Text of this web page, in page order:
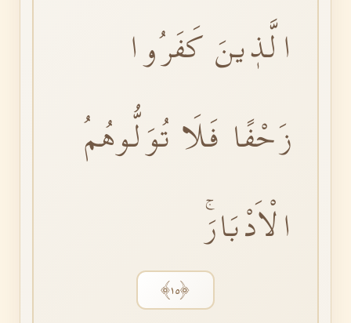
الَّذٖينَ كَفَرُوا
زَحْفًا فَلَا تُوَلُّوهُمُ
الْاَدْبَارَۚ
﴿١٥﴾